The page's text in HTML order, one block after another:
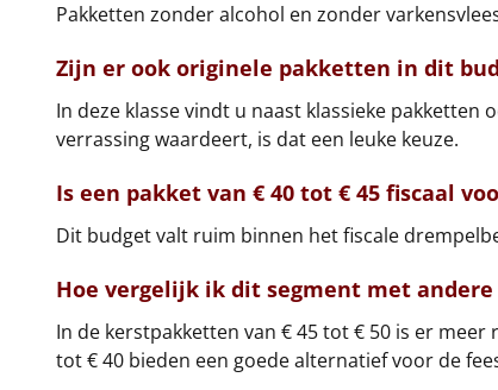
Pakketten zonder alcohol en zonder
Zijn er ook originele pakketten in dit
In deze klasse vindt u naast klassieke
verrassing waardeert, is dat een leuke keuze.
Is een pakket van € 40 tot € 45 fiscaal
Dit budget valt ruim binnen het fiscale
Hoe vergelijk ik dit segment met
In de kerstpakketten van € 45 tot € 50 is er
tot € 40 bieden een goede alternatief voor de